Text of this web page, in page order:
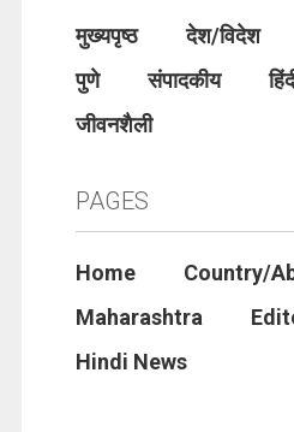
मुख्यपृष्ठ देश/विदेश
पुणे
संपादकीय
जीवनशैली
PAGES
Home
Country/
Maharashtra
Hindi News